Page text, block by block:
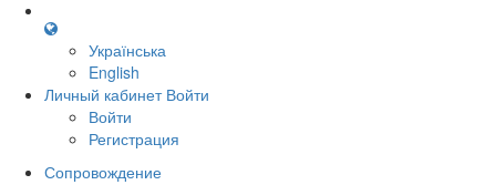
Українська
English
Личный кабинет Войти
Войти
Регистрация
Сопровождение